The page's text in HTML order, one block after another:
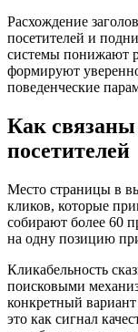
Расхождение
посетителей и
системы понижают
формируют
поведенческие
Как
посетителей
Место страницы в
кликов, которые
собирают более 60
на одну позицию
Кликабельность
поисковыми
конкретный
это как сигнал